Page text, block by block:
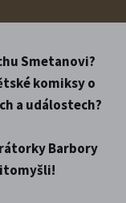
Smetanovi?
komiksy o
a událostech?
Barbory